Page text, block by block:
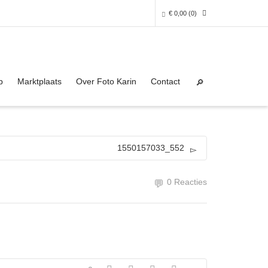
€ 0,00 (0)
NAAR DE SHOP
Marktplaats Over Foto Karin Contact
1550157033_552
0 Reacties